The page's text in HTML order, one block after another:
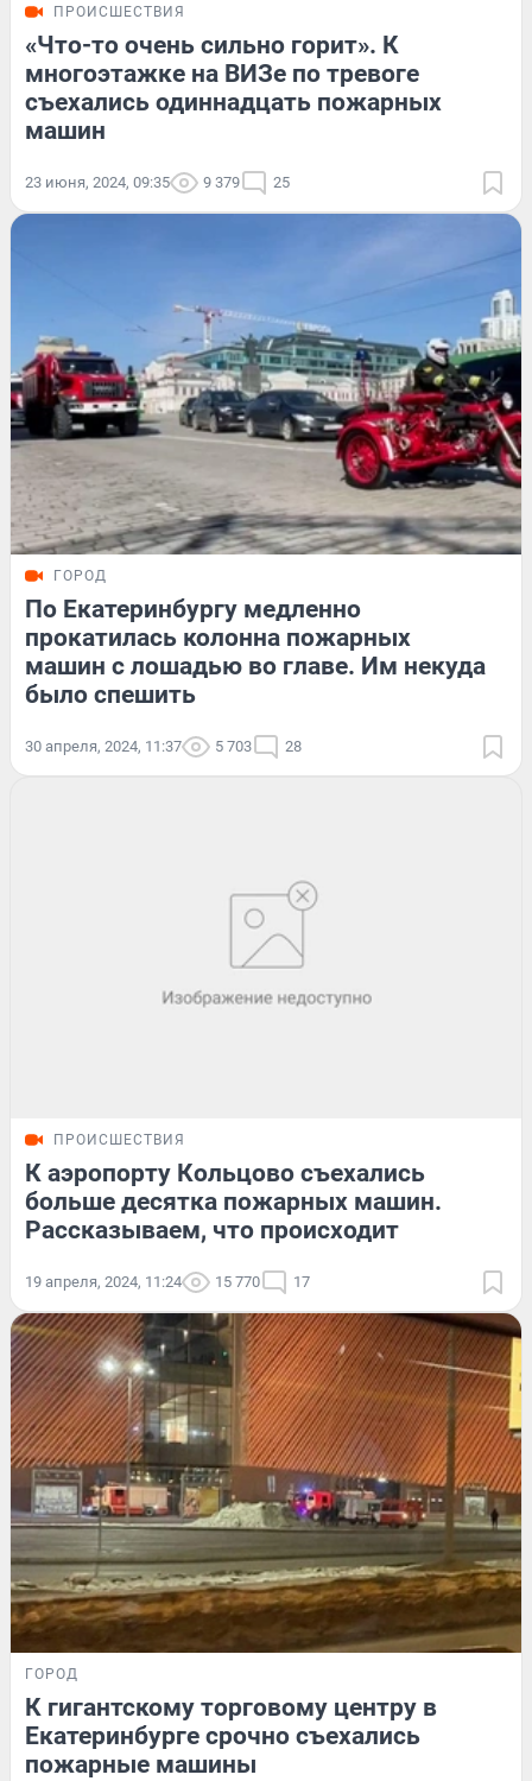
ПРОИСШЕСТВИЯ
«Что-то очень сильно горит». К
многоэтажке на ВИЗе по тревоге
съехались одиннадцать пожарных
машин
23 июня, 2024, 09:35 9 379 25
ГОРОД
По Екатеринбургу медленно
прокатилась колонна пожарных
машин с лошадью во главе. Им некуда
было спешить
30 апреля, 2024, 11:37 5 703 28
ПРОИСШЕСТВИЯ
К аэропорту Кольцово съехались
больше десятка пожарных машин.
Рассказываем, что происходит
19 апреля, 2024, 11:24 15 770 17
ГОРОД
К гигантскому торговому центру в
Екатеринбурге срочно съехались
пожарные машины